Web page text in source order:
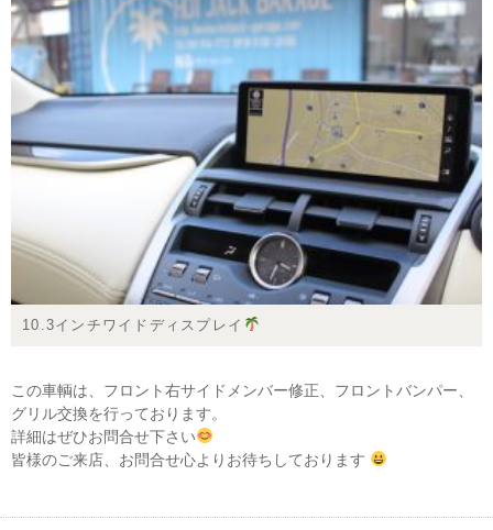
10.3インチワイドディスプレイ
この車輌は、フロント右サイドメンバー修正、フロントバンパー、
グリル交換を行っております。
詳細はぜひお問合せ下さい
皆様のご来店、お問合せ心よりお待ちしております